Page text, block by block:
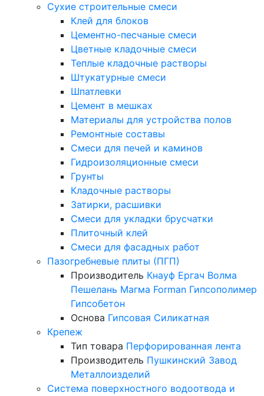
Сухие строительные смеси
Клей для блоков
Цементно-песчаные смеси
Цветные кладочные смеси
Теплые кладочные растворы
Штукатурные смеси
Шпатлевки
Цемент в мешках
Материалы для устройства полов
Ремонтные составы
Смеси для печей и каминов
Гидроизоляционные смеси
Грунты
Кладочные растворы
Затирки, расшивки
Смеси для укладки брусчатки
Плиточный клей
Смеси для фасадных работ
Пазогребневые плиты (ПГП)
Производитель Кнауф Ергач Волма
Пешелань Магма Forman Гипсополимер
Гипсобетон
Основа Гипсовая Силикатная
Крепеж
Тип товара Перфорированная лента
Производитель Пушкинский Завод
Металлоизделий
Система поверхностного водоотвода и